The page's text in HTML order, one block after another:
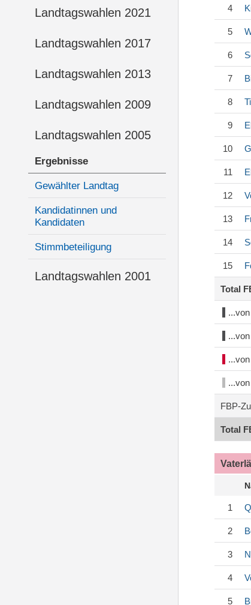
Landtagswahlen 2021
Landtagswahlen 2017
Landtagswahlen 2013
Landtagswahlen 2009
Landtagswahlen 2005
Ergebnisse
Gewählter Landtag
Kandidatinnen und
Kandidaten
Stimmbeteiligung
Landtagswahlen 2001
4
5
6
7
8
9
10
11
12
13
14
15
Total
FBP-
Total
1
2
3
4
5